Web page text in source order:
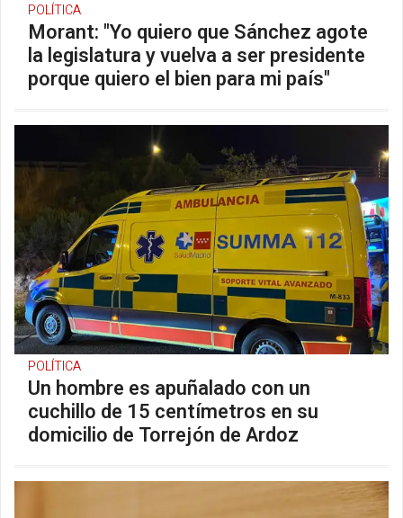
POLÍTICA
Morant: "Yo quiero que Sánchez agote
la legislatura y vuelva a ser presidente
porque quiero el bien para mi país"
POLÍTICA
Un hombre es apuñalado con un
cuchillo de 15 centímetros en su
domicilio de Torrejón de Ardoz